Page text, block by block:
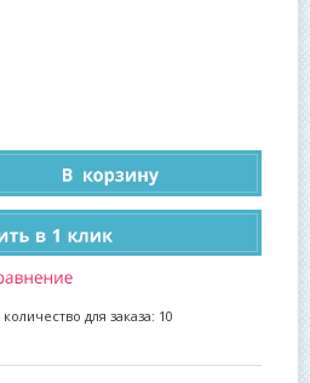
для заказа: 10